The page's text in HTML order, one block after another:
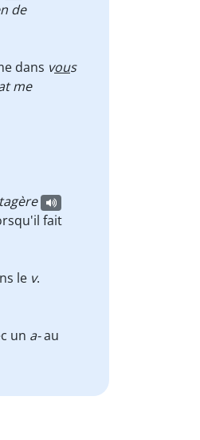
de
dans vous
me
fait
le v.
un a-au